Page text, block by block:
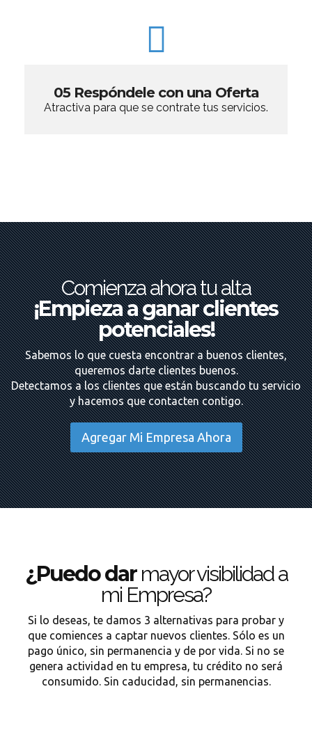
05 Respóndele con una Oferta
Atractiva para que se contrate tus servicios.
Comienza ahora tu alta
¡Empieza a ganar clientes
potenciales!
Sabemos lo que cuesta encontrar a buenos clientes,
queremos darte clientes buenos.
Detectamos a los clientes que están buscando tu servicio
y hacemos que contacten contigo.
Agregar Mi Empresa Ahora
¿Puedo dar mayor visibilidad a
mi Empresa?
Si lo deseas, te damos 3 alternativas para probar y
que comiences a captar nuevos clientes. Sólo es un
pago único, sin permanencia y de por vida. Si no se
genera actividad en tu empresa, tu crédito no será
consumido. Sin caducidad, sin permanencias.